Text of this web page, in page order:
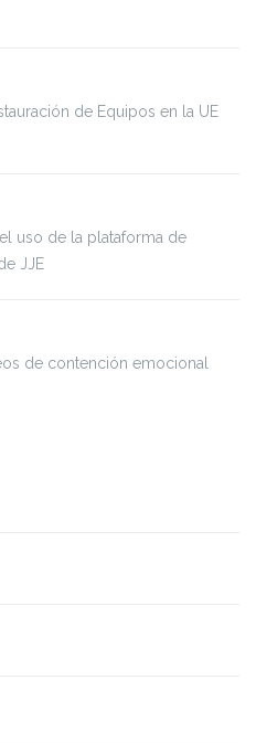
de Equipos en la UE
uso de la plataforma de
JJE
de contención emocional